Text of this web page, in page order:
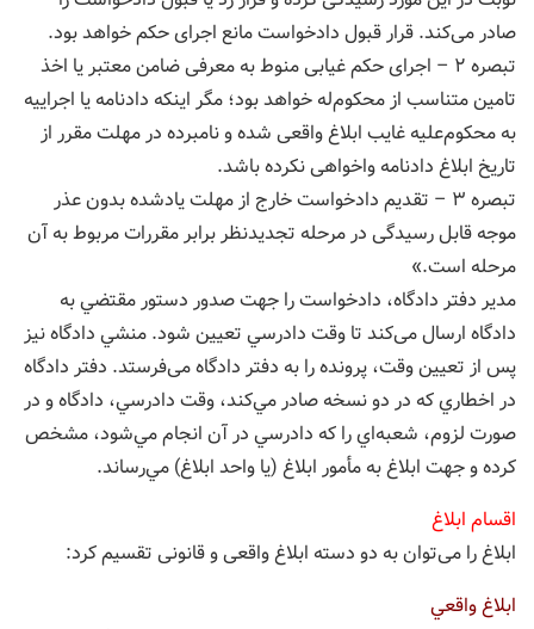
صادر می‌كند. قرار قبول دادخواست مانع اجرای حكم خواهد بود.
تبصره ۲ – اجرای حكم غیابی منوط به معرفی ضامن معتبر یا اخذ
تامین متناسب از محكوم‌له خواهد بود؛ مگر اینكه دادنامه یا اجراییه
به محكوم‌علیه غایب ابلاغ واقعی شده و نامبرده در مهلت مقرر از
تاریخ ابلاغ دادنامه واخواهی نكرده باشد.
تبصره ۳ – تقدیم دادخواست خارج از مهلت یادشده بدون عذر
موجه قابل رسیدگی در مرحله تجدیدنظر برابر مقررات مربوط به آن
مرحله است.»
مدير دفتر دادگاه، دادخواست را جهت صدور دستور مقتضي به
دادگاه ارسال می‌کند تا وقت دادرسي تعيين شود. منشي دادگاه نيز
پس از تعيين وقت، پرونده را به دفتر دادگاه می‌فرستد. دفتر دادگاه
در اخطاري كه در دو نسخه صادر مي‌كند، وقت دادرسي، دادگاه و در
صورت لزوم، شعبه‌اي را كه دادرسي در آن انجام مي‌شود، مشخص
کرده و جهت ابلاغ به مأمور ابلاغ (يا واحد ابلاغ) مي‌رساند.
اقسام ابلاغ
ابلاغ را می‌توان به دو دسته ابلاغ واقعی و قانونی تقسیم کرد:
ابلاغ واقعي